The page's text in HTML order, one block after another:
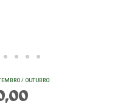
/ OUTUBRO